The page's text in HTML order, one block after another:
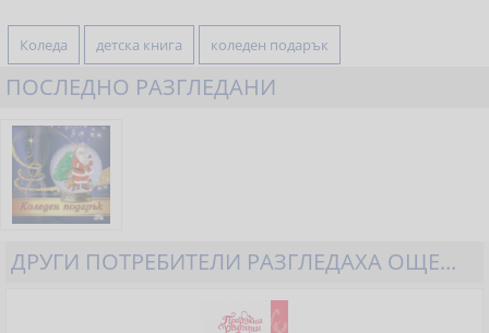
Коледа детска книга коледен подарък
ПОСЛЕДНО РАЗГЛЕДАНИ
ДРУГИ ПОТРЕБИТЕЛИ РАЗГЛЕДАХА ОЩЕ...